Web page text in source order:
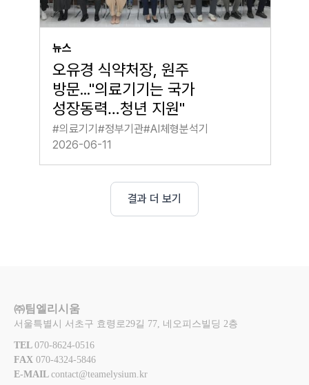
뉴스
오유경 식약처장, 원주
방문..."의료기기는 국가
성장동력…청년 지원"
#의료기기 #정부기관#AI체형분석기
2026-06-11
결과 더 보기
㈜팀엘리시움
서울특별시 서초구 효령로29길 77, 네오피스빌딩 2층
TEL 070-8624-0516
FAX 070-4324-5846
E-MAIL contact@teamelysium.kr